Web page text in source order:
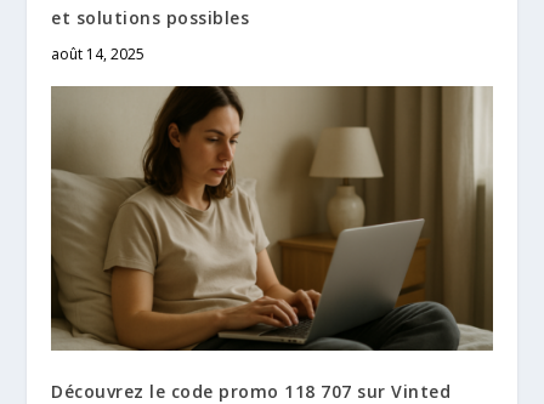
et solutions possibles
août 14, 2025
Découvrez le code promo 118 707 sur Vinted